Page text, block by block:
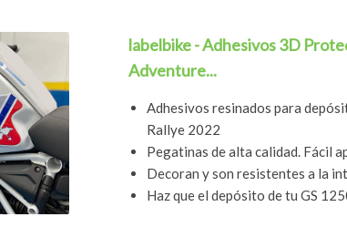
labelbike - Adhesivos 3D
Adventure...
Adhesivos resinados para
Rallye 2022
Pegatinas de alta calidad. Fácil
Decoran y son resistentes a la
Haz que el depósito de tu GS